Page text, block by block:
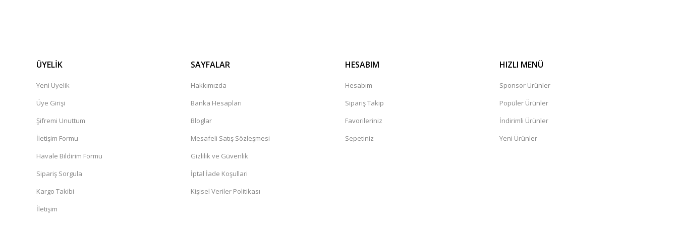
Ürünler kaliteli. Sistem hızlı çalışıyor
O... Ö... | 16/03/2026
Teslimat hızlı geldi sabah verdiğim siparii sonraki güne teslim ettiler ve sağlamdıda.
ÜYELİK
Yeni Üyelik
Üye Girişi
Şifremi Unuttum
İletişim Formu
Havale Bildirim Formu
Sipariş Sorgula
Kargo Takibi
İletişim
SAYFALAR
Hakkımızda
Banka Hesapları
Bloglar
Mesafeli Satış Sözleşmesi
Gizlilik ve Güvenlik
İptal İade Koşullari
Kişisel Veriler Politikası
HESABIM
Hesabım
Sipariş Takip
Favorileriniz
Sepetiniz
HIZLI MENÜ
Sponsor Ürünler
Popüler Ürünler
İndirimli Ürünler
Yeni Ürünler